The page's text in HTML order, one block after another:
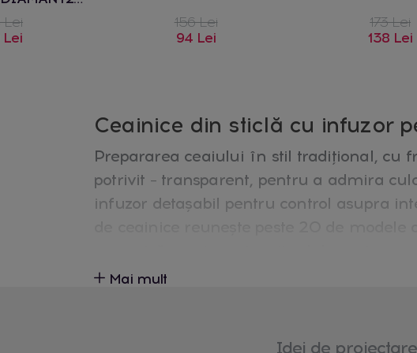
ml
Lei
Lei
156 Lei
94 Lei
173 Lei
138 Lei
Ceainice din sticlă cu infuzor
Prepararea ceaiului în stil tradițional, cu
potrivit – transparent, pentru a admira
infuzor detașabil pentru control asupra
Tipuri de ceainice din colecție
Mai mult
Idei de